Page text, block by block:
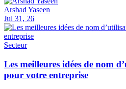
Arshad Yaseen
Jul 31, 26
Secteur
Les meilleures idées de nom
pour votre entreprise